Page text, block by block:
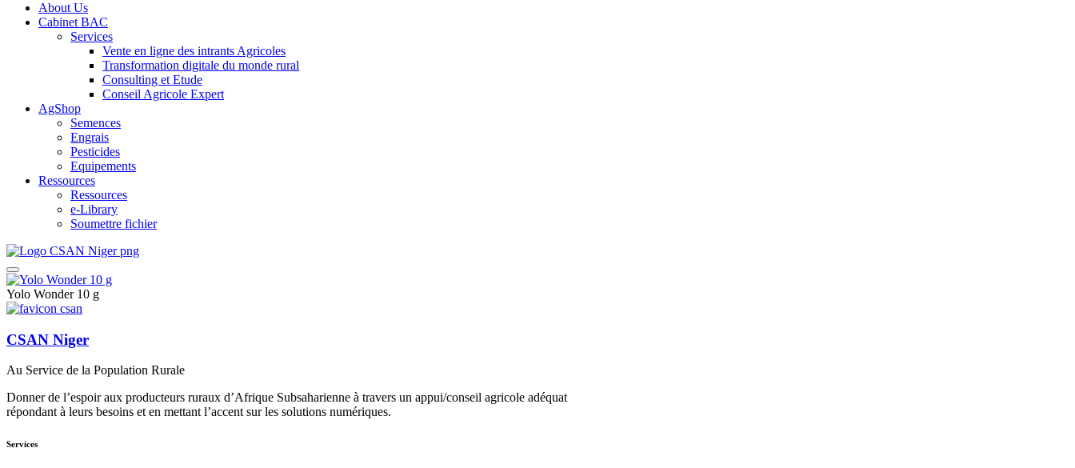
About Us
Cabinet BAC
Services
Vente en ligne des intrants Agricoles
Transformation digitale du monde rural
Consulting et Etude
Conseil Agricole Expert
AgShop
Semences
Engrais
Pesticides
Equipements
Ressources
Ressources
e-Library
Soumettre fichier
Yolo Wonder 10 g
CSAN Niger
Au Service de la Population Rurale
Donner de l’espoir aux producteurs ruraux d’Afrique Subsaharienne à travers un appui/conseil agricole adéquat
répondant à leurs besoins et en mettant l’accent sur les solutions numériques.
Services